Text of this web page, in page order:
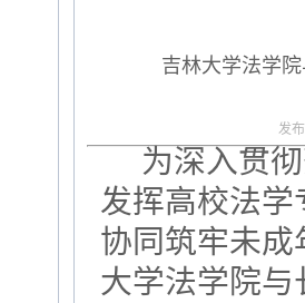
吉林大学法学
发
为深入贯
发挥高校法
协同筑牢未成
大学法学院